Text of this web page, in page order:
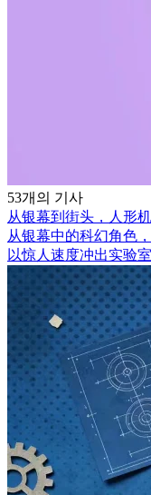
53개의 기사
从银幕到街头，人形
从银幕中的科幻角色
以惊人速度冲出实验